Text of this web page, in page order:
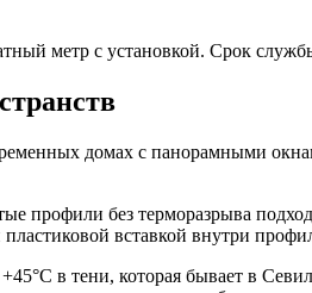
метр с установкой. Срок
домах с панорамными
профили без терморазрыва
вставкой внутри
в тени, которая бывает в